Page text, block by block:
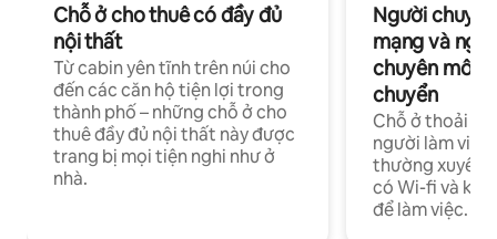
Chỗ ở cho thuê có đầy đủ
nội thất
Từ cabin yên tĩnh trên núi cho
đến các căn hộ tiện lợi trong
thành phố – những chỗ ở cho
thuê đầy đủ nội thất này được
trang bị mọi tiện nghi như ở
nhà.
Người
mạng và
chuyên môn
chuyển
Chỗ ở thoải
người làm việc
thường xuyên
có Wi-fi và
để làm việc.